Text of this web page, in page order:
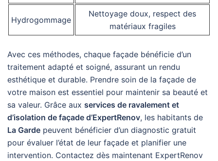
Hydrogommage
Nettoyage doux, respect des
matériaux fragiles
Avec ces méthodes, chaque façade bénéficie d’un
traitement adapté et soigné, assurant un rendu
esthétique et durable. Prendre soin de la façade de
votre maison est essentiel pour maintenir sa beauté et
sa valeur. Grâce aux services de ravalement et
d’isolation de façade d’ExpertRenov, les habitants de
La Garde peuvent bénéficier d’un diagnostic gratuit
pour évaluer l’état de leur façade et planifier une
intervention. Contactez dès maintenant ExpertRenov